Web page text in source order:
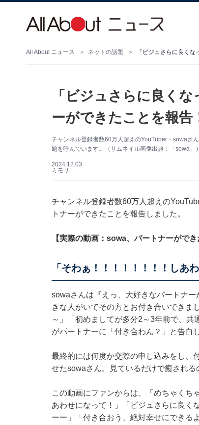
All About ニュース ネットの話題 「ビジュさらに良く
「ビジュさらに良く
ーができたことを報告
チャンネル登録者数60万人超えのYouTuber・sowaさ
題を呼んでいます。（サムネイル画像出典：「sowa」）
2024.12.03
ミモリ
チャンネル登録者数60万人超えの
トナーができたことを報告しました。
【実際の動画：sowa、パートナーができ
「そわぁ！！！！！！！！しあ
sowaさんは『えっ、大好きなパートナ
きな人がいてその方とお付き合いできま
～」「初めましてが多分2～3年前で、
がパートナーに「付き合わん？」と告白
最終的には何度か交際の申し込みをし、
せたsowaさん。見ているだけで癒され
この動画にファンからは、「めちゃくち
あわせになって！」「ビジュさらに良く
ーー」「付き合おう、絶対幸せにできる